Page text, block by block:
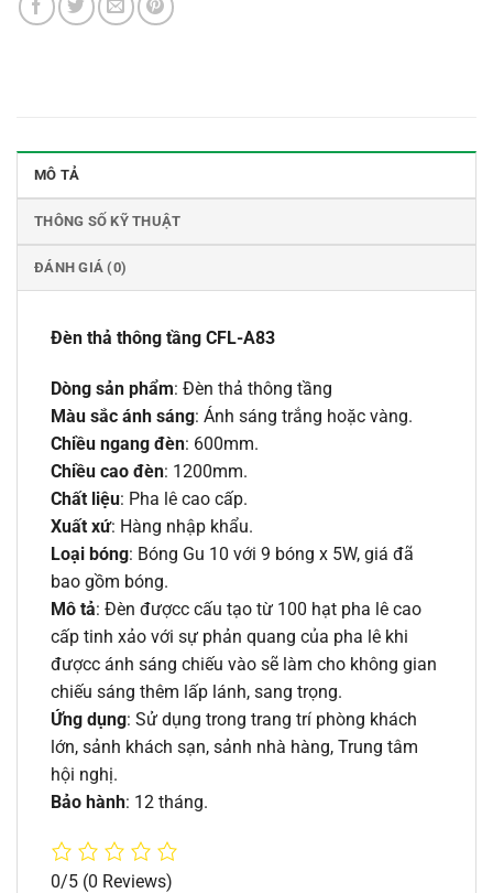
MÔ TẢ
THÔNG SỐ KỸ THUẬT
ĐÁNH GIÁ (0)
Đèn thả thông tầng CFL-A83
Dòng sản phẩm: Đèn thả thông tầng
Màu sắc ánh sáng: Ánh sáng trắng hoặc vàng.
Chiều ngang đèn: 600mm.
Chiều cao đèn: 1200mm.
Chất liệu: Pha lê cao cấp.
Xuất xứ: Hàng nhập khẩu.
Loại bóng: Bóng Gu 10 với 9 bóng x 5W, giá đã
bao gồm bóng.
Mô tả: Đèn đượcc cấu tạo từ 100 hạt pha lê cao
cấp tinh xảo với sự phản quang của pha lê khi
đượcc ánh sáng chiếu vào sẽ làm cho không gian
chiếu sáng thêm lấp lánh, sang trọng.
Ứng dụng: Sử dụng trong trang trí phòng khách
lớn, sảnh khách sạn, sảnh nhà hàng, Trung tâm
hội nghị.
Bảo hành: 12 tháng.
0/5 (0 Reviews)